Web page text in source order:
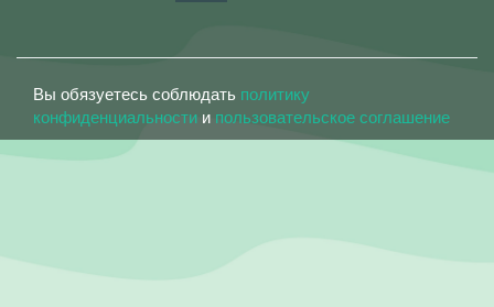
Вы обязуетесь соблюдать политику
конфиденциальности и пользовательское соглашение